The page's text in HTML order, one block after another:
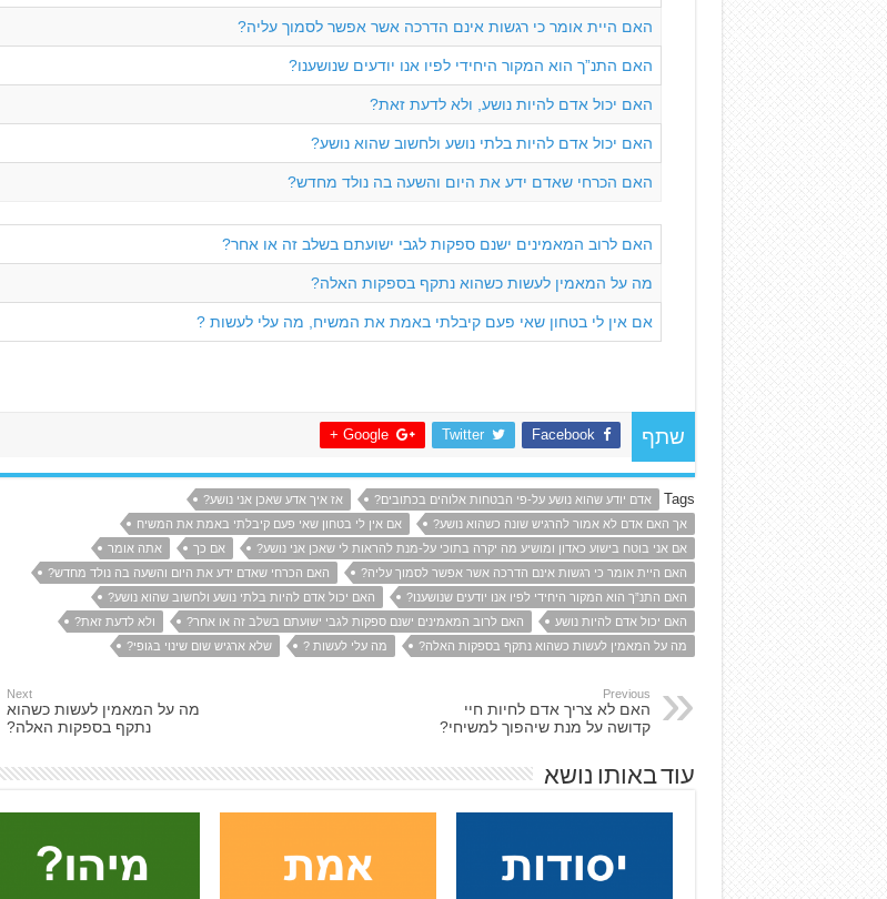
האם היית אומר כי רגשות אינם הדרכה אשר אפשר לסמוך עליה?
האם התנ”ך הוא המקור היחידי לפיו אנו יודעים שנושענו?
האם יכול אדם להיות נושע, ולא לדעת זאת?
האם יכול אדם להיות בלתי נושע ולחשוב שהוא נושע?
האם הכרחי שאדם ידע את היום והשעה בה נולד מחדש?
האם לרוב המאמינים ישנם ספקות לגבי ישועתם בשלב זה או אחר?
מה על המאמין לעשות כשהוא נתקף בספקות האלה?
אם אין לי בטחון שאי פעם קיבלתי באמת את המשיח, מה עלי לעשות ?
שתף Facebook
Twitter
Google +
Tags אדם יודע שהוא נושע על-פי הבטחות אלוהים בכתובים?
אז איך אדע שאכן אני נושע?
אך האם אדם לא אמור להרגיש שונה כשהוא נושע?
אם אין לי בטחון שאי פעם קיבלתי באמת את המשיח
אם אני בוטח בישוע כאדון ומושיע מה יקרה בתוכי על-מנת להראות לי שאכן אני נושע?
אם כך
אתה אומר
האם היית אומר כי רגשות אינם הדרכה אשר אפשר לסמוך עליה?
האם הכרחי שאדם ידע את היום והשעה בה נולד מחדש?
האם התנ”ך הוא המקור היחידי לפיו אנו יודעים שנושענו?
האם יכול אדם להיות בלתי נושע ולחשוב שהוא נושע?
האם יכול אדם להיות נושע
האם לרוב המאמינים ישנם ספקות לגבי ישועתם בשלב זה או אחר?
ולא לדעת זאת?
מה על המאמין לעשות כשהוא נתקף בספקות האלה?
מה עלי לעשות ? שלא ארגיש שום שינוי בגופי?
Previous
האם לא צריך אדם לחיות חיי
קדושה על מנת שיהפוך למשיחי?
Next
מה על המאמין לעשות כשהוא
נתקף בספקות האלה?
עוד באותו נושא